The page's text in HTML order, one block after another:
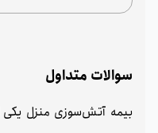
سوالات متداول
بیمه آتش‌سوزی منزل یکی